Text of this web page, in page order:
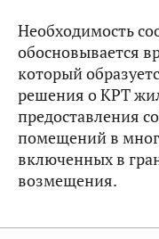
Необходимость
обосновывается
который
решения о КРТ
предоставления
помещений в
включенных в
возмещения.